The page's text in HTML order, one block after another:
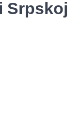
Srpskoj